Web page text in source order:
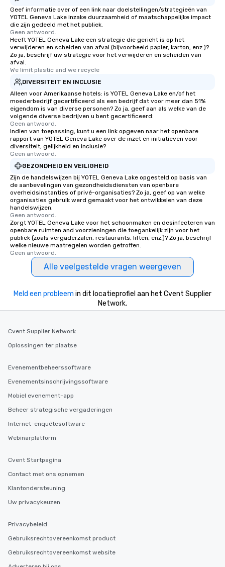
Geef informatie over of een link naar doelstellingen/strategieën van
YOTEL Geneva Lake inzake duurzaamheid of maatschappelijke impact
die zijn gedeeld met het publiek.
Geen antwoord.
Heeft YOTEL Geneva Lake een strategie die gericht is op het
verwijderen en scheiden van afval (bijvoorbeeld papier, karton, enz.)?
Zo ja, beschrijf uw strategie voor het verwijderen en scheiden van
afval.
We limit plastic and we recycle
DIVERSITEIT EN INCLUSIE
Alleen voor Amerikaanse hotels: is YOTEL Geneva Lake en/of het
moederbedrijf gecertificeerd als een bedrijf dat voor meer dan 51%
eigendom is van diverse personen? Zo ja, geef aan als welke van de
volgende diverse bedrijven u bent gecertificeerd:
Geen antwoord.
Indien van toepassing, kunt u een link opgeven naar het openbare
rapport van YOTEL Geneva Lake over de inzet en initiatieven voor
diversiteit, gelijkheid en inclusie?
Geen antwoord.
GEZONDHEID EN VEILIGHEID
Zijn de handelswijzen bij YOTEL Geneva Lake opgesteld op basis van
de aanbevelingen van gezondheidsdiensten van openbare
overheidsinstanties of privé-organisaties? Zo ja, geef op van welke
organisaties gebruik werd gemaakt voor het ontwikkelen van deze
handelswijzen.
Geen antwoord.
Zorgt YOTEL Geneva Lake voor het schoonmaken en desinfecteren van
openbare ruimten and voorzieningen die toegankelijk zijn voor het
publiek (zoals vergaderzalen, restaurants, liften, enz.)? Zo ja, beschrijf
welke nieuwe maatregelen worden getroffen.
Geen antwoord.
Alle veelgestelde vragen weergeven
Meld een probleem in dit locatieprofiel aan het Cvent Supplier
Network.
Cvent Supplier Network
Oplossingen ter plaatse
Evenementbeheerssoftware
Evenementsinschrijvingssoftware
Mobiel evenement-app
Beheer strategische vergaderingen
Internet-enquêtesoftware
Webinarplatform
Cvent Startpagina
Contact met ons opnemen
Klantondersteuning
Uw privacykeuzen
Privacybeleid
Gebruiksrechtovereenkomst product
Gebruiksrechtovereenkomst website